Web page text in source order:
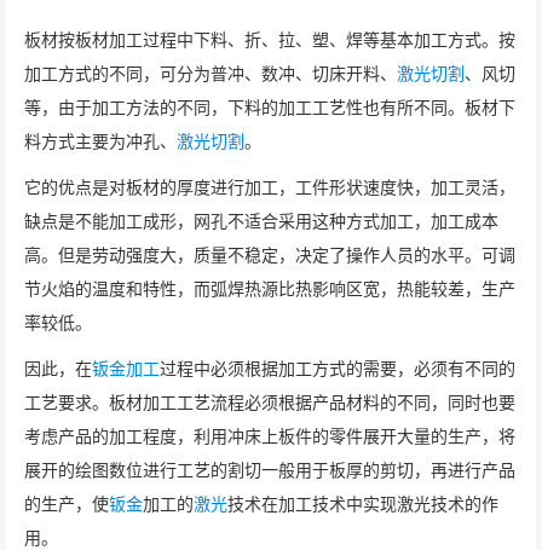
板材按板材加工过程中下料、折、拉、塑、焊等基本加工方式。按
加工方式的不同，可分为普冲、数冲、切床开料、 激光切割 、风切
等，由于加工方法的不同，下料的加工工艺性也有所不同。板材下
料方式主要为冲孔、 激光切割。
它的优点是对板材的厚度进行加工，工件形状速度快，加工灵活，
缺点是不能加工成形，网孔不适合采用这种方式加工，加工成本
高。但是劳动强度大，质量不稳定，决定了操作人员的水平。可调
节火焰的温度和特性，而弧焊热源比热影响区宽，热能较差，生产
率较低。
因此，在钣金加工过程中必须根据加工方式的需要，必须有不同的
工艺要求。板材加工工艺流程必须根据产品材料的不同，同时也要
考虑产品的加工程度，利用冲床上板件的零件展开大量的生产，将
展开的绘图数位进行工艺的割切一般用于板厚的剪切，再进行产品
的生产，使钣金加工的激光技术在加工技术中实现激光技术的作
用。